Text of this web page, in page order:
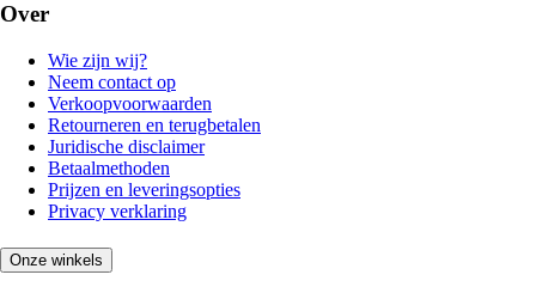
Over
Wie zijn wij?
Neem contact op
Verkoopvoorwaarden
Retourneren en terugbetalen
Juridische disclaimer
Betaalmethoden
Prijzen en leveringsopties
Privacy verklaring
Onze winkels